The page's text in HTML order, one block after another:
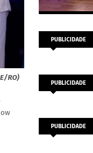
RO)
PUBLICIDADE
PUBLICIDADE
PUBLICIDADE